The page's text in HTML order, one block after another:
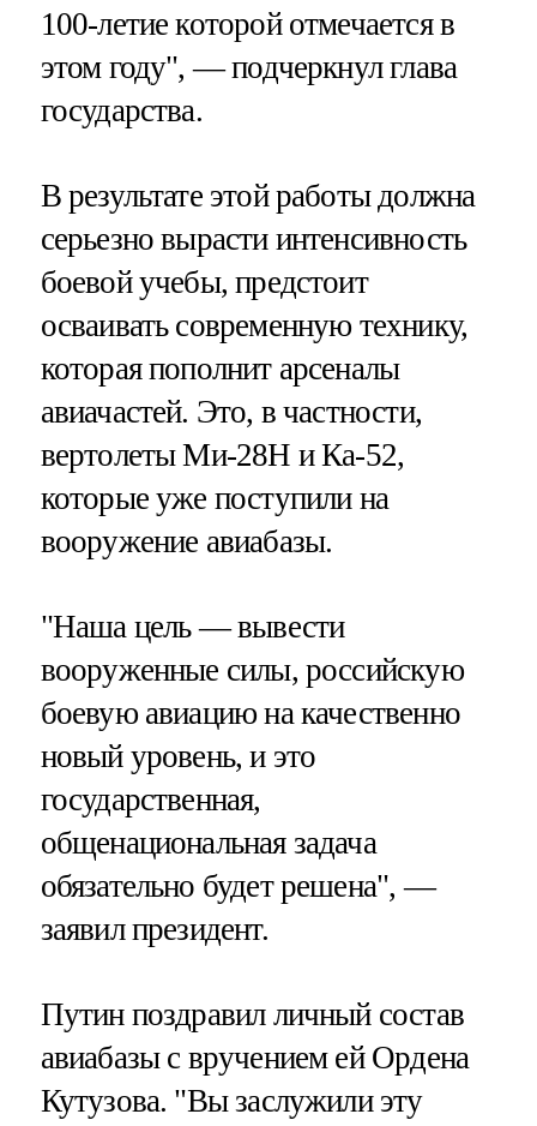
100-летие которой отмечается в
этом году", — подчеркнул глава
государства.
В результате этой работы должна
серьезно вырасти интенсивность
боевой учебы, предстоит
осваивать современную технику,
которая пополнит арсеналы
авиачастей. Это, в частности,
вертолеты Ми-28Н и Ка-52,
которые уже поступили на
вооружение авиабазы.
"Наша цель — вывести
вооруженные силы, российскую
боевую авиацию на качественно
новый уровень, и это
государственная,
общенациональная задача
обязательно будет решена", —
заявил президент.
Путин поздравил личный состав
авиабазы с вручением ей Ордена
Кутузова. "Вы заслужили эту